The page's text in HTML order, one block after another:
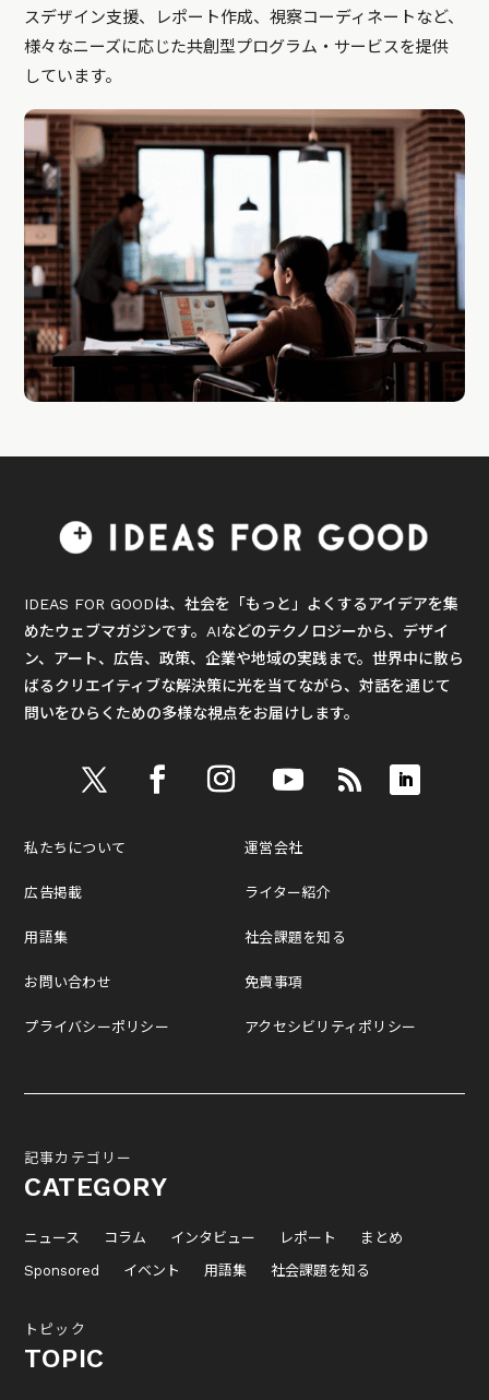
スデザイン支援、レポート作成、視察コーディネートなど、
様々なニーズに応じた共創型プログラム・サービスを提供
しています。
IDEAS FOR GOODは、社会を「もっと」よくするアイデアを集
めたウェブマガジンです。AIなどのテクノロジーから、デザイ
ン、アート、広告、政策、企業や地域の実践まで。世界中に散ら
ばるクリエイティブな解決策に光を当てながら、対話を通じて
問いをひらくための多様な視点をお届けします。
私たちについて
広告掲載
用語集
お問い合わせ
プライバシーポリシー
運営会社
ライター紹介
社会課題を知る
免責事項
アクセシビリティポリシー
記事カテゴリー
CATEGORY
ニュース コラム インタビュー レポート
まとめ
Sponsored
イベント 用語集 社会課題を知る
トピック
TOPIC